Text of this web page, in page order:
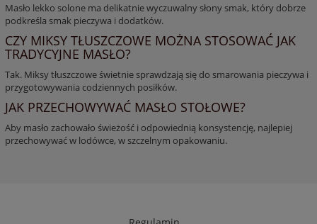
Masło lekko solone ma delikatnie wyczuwalny słony smak, który dobrze
podkreśla smak pieczywa i dodatków.
CZY MIKSY TŁUSZCZOWE MOŻNA STOSOWAĆ JAK
TRADYCYJNE MASŁO?
Tak. Miksy tłuszczoweświetnie sprawdzają się do smarowania pieczywa i
przygotowywania codziennych posiłków.
JAK PRZECHOWYWAĆ MASŁO STOŁOWE?
Aby masło zachowało świeżość i odpowiednią konsystencję, najlepiej
przechowywać w lodówce, w szczelnym opakowaniu.